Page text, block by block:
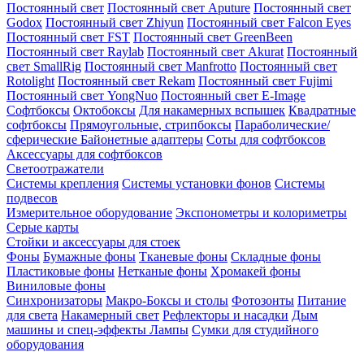
Постоянный свет Постоянный свет Aputure Постоянный свет
Godox Постоянный свет Zhiyun Постоянный свет Falcon Eyes
Постоянный свет FST Постоянный свет GreenBeen
Постоянный свет Raylab Постоянный свет Akurat Постоянный
свет SmallRig Постоянный свет Manfrotto Постоянный свет
Rotolight Постоянный свет Rekam Постоянный свет Fujimi
Постоянный свет YongNuo Постоянный свет E-Image
Софтбоксы Октобоксы Для накамерных вспышек Квадратные
софтбоксы Прямоугольные, стрипбоксы Параболические/
сферические Байонетныe адаптеры Соты для софтбоксов
Аксессуары для софтбоксов
Светоотражатели
Системы крепления Системы установки фонов Системы
подвесов
Измерительное оборудование Экспонометры и колориметры
Серые карты
Стойки и аксессуары для стоек
Фоны Бумажные фоны Тканевые фоны Складные фоны
Пластиковые фоны Нетканые фоны Хромакей фоны
Виниловые фоны
Синхронизаторы Макро-Боксы и столы Фотозонты Питание
для света Накамерный свет Рефлекторы и насадки Дым
машины и спец-эффекты Лампы Сумки для студийного
оборудования